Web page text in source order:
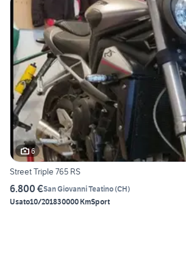
6
Street Triple 765 RS
6.800 €San Giovanni Teatino(CH)
Usato10/201830000 KmSport